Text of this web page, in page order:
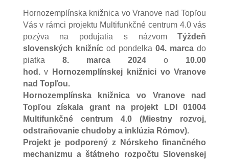
Hornozemplínska knižnica vo Vranove nad Topľou
Vás v rámci projektu Multifunkčné centrum 4.0 vás
pozýva na podujatia s názvomTýždeň
slovenských knižnícod pondelka04. marcado
piatka 8. marca 2024 o 10.00
hod.v
Hornozemplínskej knižnici vo Vranove
nad Topľou.
Hornozemplínska knižnica vo Vranove nad
Topľou získala grant na projekt LDI 01004
Multifunkčné centrum 4.0 (Miestny rozvoj,
odstraňovanie chudoby a inklúzia Rómov).
Projekt je podporený z Nórskeho finančného
mechanizmu a štátneho rozpočtu Slovenskej